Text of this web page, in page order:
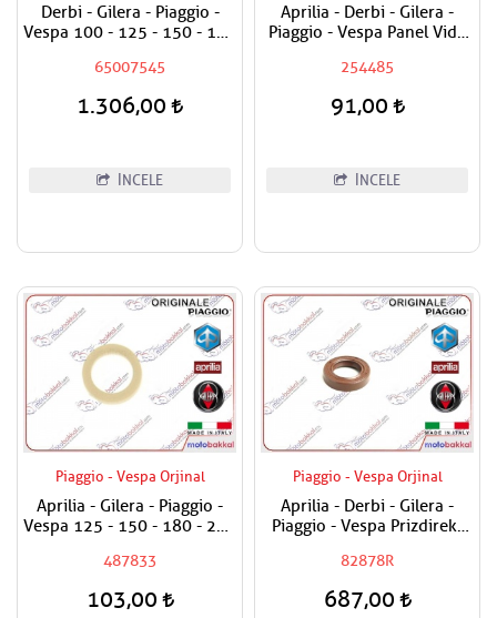
Derbi - Gilera - Piaggio -
Vespa 100 - 125 - 150 - 180
Maşa Rulman Set Alt - Furş
Rulman Set Alt
65007545
1.306,00
İNCELE
Aprilia - Derbi - Gilera -
Piaggio - Vespa Panel Vida
254485
91,00
İNCELE
Piaggio - Vespa Orjinal
Aprilia - Gilera - Piaggio -
Vespa 125 - 150 - 180 - 200
Ağırlık Plastiği
487833
103,00
Piaggio - Vespa Orjinal
Aprilia - Derbi - Gilera -
Piaggio - Vespa Prizdirekt
82878R
687,00